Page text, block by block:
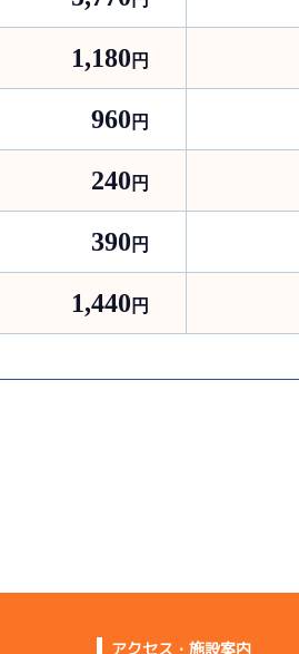
1,180 円
960 円
240 円
390 円
1,440 円
アクセス・施設案内